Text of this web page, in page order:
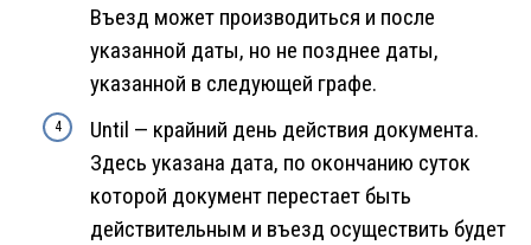
Въезд может производиться и после
указанной даты, но не позднее даты,
указанной в следующей графе.
Until — крайний день действия документа.
Здесь указана дата, по окончанию суток
которой документ перестает быть
действительным и въезд осуществить будет